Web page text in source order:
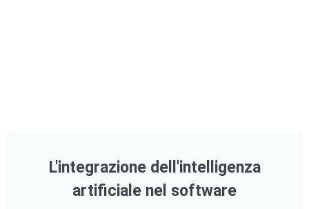
L'integrazione dell'intelligenza
artificiale nel software